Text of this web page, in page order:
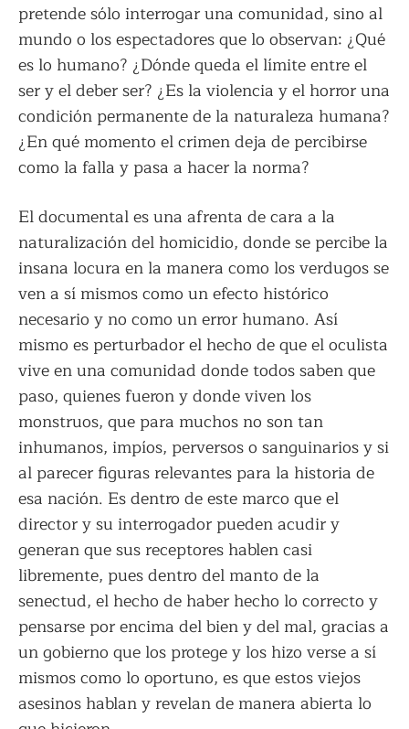
pretende sólo interrogar una comunidad, sino al
mundo o los espectadores que lo observan: ¿Qué
es lo humano? ¿Dónde queda el límite entre el
ser y el deber ser? ¿Es la violencia y el horror una
condición permanente de la naturaleza humana?
¿En qué momento el crimen deja de percibirse
como la falla y pasa a hacer la norma?
El documental es una afrenta de cara a la
naturalización del homicidio, donde se percibe la
insana locura en la manera como los verdugos se
ven a sí mismos como un efecto histórico
necesario y no como un error humano. Así
mismo es perturbador el hecho de que el oculista
vive en una comunidad donde todos saben que
paso, quienes fueron y donde viven los
monstruos, que para muchos no son tan
inhumanos, impíos, perversos o sanguinarios y si
al parecer figuras relevantes para la historia de
esa nación. Es dentro de este marco que el
director y su interrogador pueden acudir y
generan que sus receptores hablen casi
libremente, pues dentro del manto de la
senectud, el hecho de haber hecho lo correcto y
pensarse por encima del bien y del mal, gracias a
un gobierno que los protege y los hizo verse a sí
mismos como lo oportuno, es que estos viejos
asesinos hablan y revelan de manera abierta lo